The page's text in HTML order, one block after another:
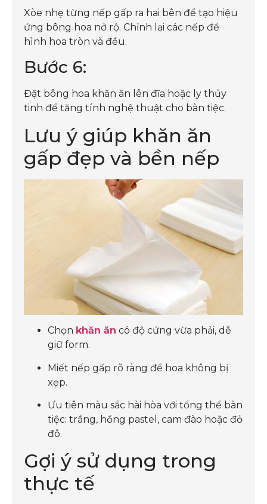
Xòe nhẹ từng nếp gấp ra hai bên để tạo hiệu
ứng bông hoa nở rộ. Chỉnh lại các nếp để
hình hoa tròn và đều.
Bước 6:
Đặt bông hoa khăn ăn lên đĩa hoặc ly thủy
tinh để tăng tính nghệ thuật cho bàn tiệc.
Lưu ý giúp khăn ăn
gấp đẹp và bền nếp
Chọn khăn ăn có độ cứng vừa phải, dễ
giữ form.
Miết nếp gấp rõ ràng để hoa không bị
xẹp.
Ưu tiên màu sắc hài hòa với tổng thể bàn
tiệc: trắng, hồng pastel, cam đào hoặc đỏ
đô.
Gợi ý sử dụng trong
thực tế